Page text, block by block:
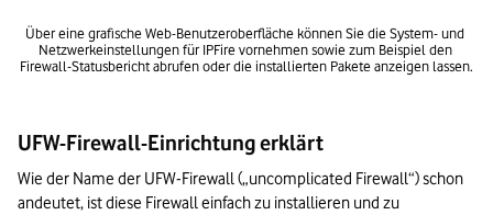
Über eine grafische Web-Benutzeroberfläche können Sie die System- und
Netzwerkeinstellungen für IPFire vornehmen sowie zum Beispiel den
Firewall-Statusbericht abrufen oder die installierten Pakete anzeigen lassen.
UFW-Firewall-Einrichtung erklärt
Wie der Name der UFW-Firewall („uncomplicated Firewall“) schon
andeutet, ist diese Firewall einfach zu installieren und zu